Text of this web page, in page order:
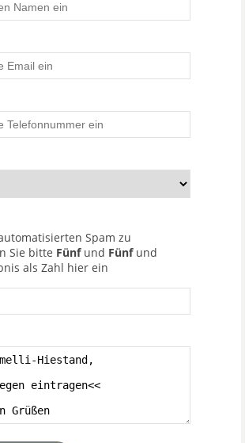
Spam zu
Sie bitte Fünfund Fünfund
als Zahl hier ein